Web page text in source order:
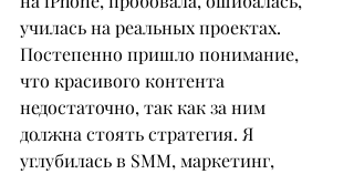
училась на реальных проектах.
Постепенно пришло понимание,
что красивого контента
недостаточно, так как за ним
должна стоять стратегия. Я
углубилась в SMM, маркетинг,